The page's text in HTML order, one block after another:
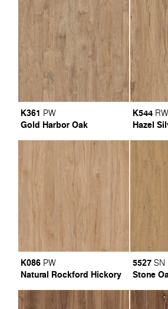
K361 PW
Gold Harbor Oak
K544 RW
Hazel
K086 PW
Natural Rockford Hickory
5527 SN
Stone